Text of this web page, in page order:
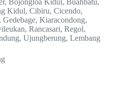
Kidul, Cibiru, Cicendo,
Kiaracondong,
Rancasari, Regol,
Ujungberung, Lembang